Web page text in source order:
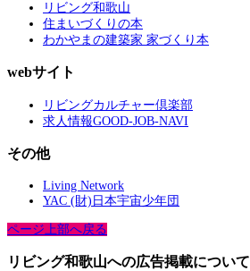
リビング和歌山
住まいづくりの本
わかやまの建築家 家づくり本
webサイト
リビングカルチャー倶楽部
求人情報GOOD-JOB-NAVI
その他
Living Network
YAC (財)日本宇宙少年団
ページ上部へ戻る
リビング和歌山への広告掲載について